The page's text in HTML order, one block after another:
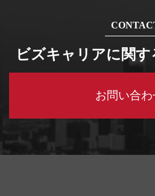
ビズキャリアに関
お問い合